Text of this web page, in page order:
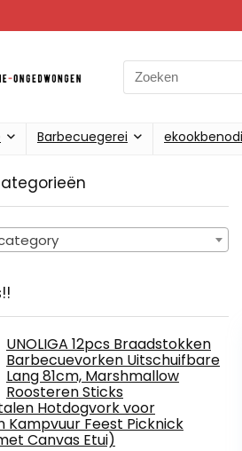
Search
for:
Barbecuegerei
UNOLIGA 12pcs Braadstokken
Barbecuevorken Uitschuifbare
Lang 81cm, Marshmallow
Roosteren Sticks
Hotdogvork voor
Kampvuur Feest Picknick
Canvas Etui)